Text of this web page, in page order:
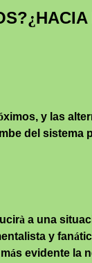
?¿HACIA
ximos, y las
del sistema
à a una
y faná
ás evidente la